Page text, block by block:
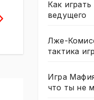
Как
ведущего
Лже-
тактика
Игра
что ты не